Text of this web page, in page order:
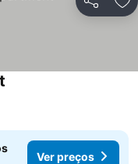
Partilhar
Ver preços